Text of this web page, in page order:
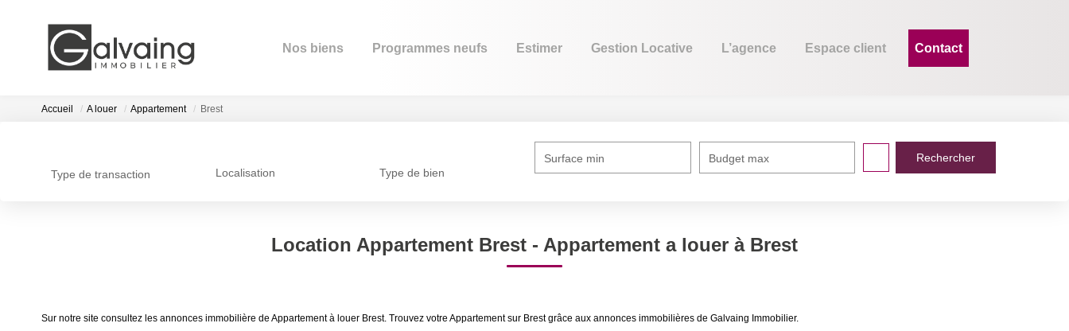
Nos biens Programmes neufs Estimer Gestion Locative L’agence Espace client Contact
Accueil A louer Appartement
Surface min Budget max
Location Appartement Brest - Appartement a louer à Brest
Sur notre site consultez les annonces immobilière de Appartement à louer Brest. Trouvez votre Appartement sur Brest grâce aux annonces immobilières de Galvaing Immobilier.